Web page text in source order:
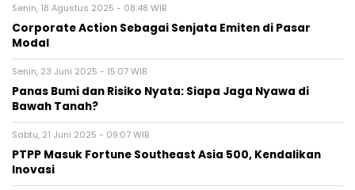
Senin, 18 Agustus 2025 - 08:48 WIB
Corporate Action Sebagai Senjata Emiten di Pasar
Modal
Senin, 23 Juni 2025 - 15:07 WIB
Panas Bumi dan Risiko Nyata: Siapa Jaga Nyawa di
Bawah Tanah?
Sabtu, 21 Juni 2025 - 09:07 WIB
PTPP Masuk Fortune Southeast Asia 500, Kendalikan
Inovasi